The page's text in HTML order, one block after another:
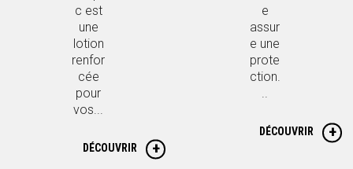
c est
une
lotion
renfor
cée
pour
vos...
DÉCOUVRIR
e
assur
e une
prote
ction.
..
DÉCOUVRIR